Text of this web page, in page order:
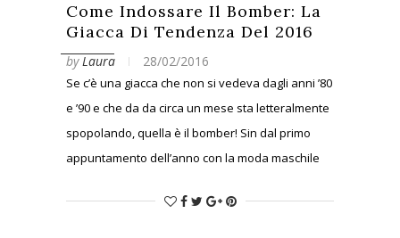
Come Indossare Il Bomber: La
Giacca Di Tendenza Del 2016
byLaura 28/02/2016
Se c’è una giacca che non si vedeva dagli anni ’80
e ’90 e che da da circa un mese sta letteralmente
spopolando, quella è il bomber! Sin dal primo
appuntamento dell’anno con la moda maschile
per la New York Fashion Week fin qui a Milano,